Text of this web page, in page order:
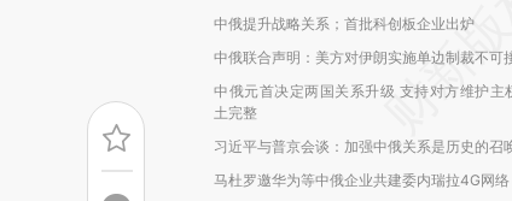
中俄提升战略关系；首批科创板企业出炉
中俄联合声明：美方对伊朗实施单边制裁不可
中俄元首决定两国关系升级 支持对方维护主
土完整
习近平与普京会谈：加强中俄关系是历史的召
马杜罗邀华为等中俄企业共建委内瑞拉4G网络